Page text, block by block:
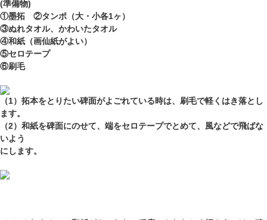
(準備物)
①墨拓 ②タンポ（大・小各1ヶ）
③ぬれタオル、かわいたタオル
④和紙（画仙紙がよい）
⑤セロテープ
⑥刷毛
（1）拓本をとりたい碑面がよごれている時は、刷毛で軽くはき落とし
ます。
（2）和紙を碑面にのせて、端をセロテープでとめて、風などで飛ばな
いよう
にします。